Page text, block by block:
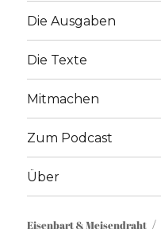
Die Ausgaben
Die Texte
Mitmachen
Zum Podcast
Über
Eisenbart & Meisendraht